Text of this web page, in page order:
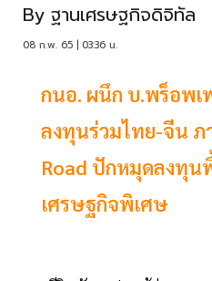
By ฐานเศรษฐกิจดิจิทัล
08 ก.พ. 65 | 03:36 น.
กนอ. ผนึก บ.พร็อพ
ลงทุนร่วมไทย-จีน ภ
Road ปักหมุดลงทุ
เศรษฐกิจพิเศษ